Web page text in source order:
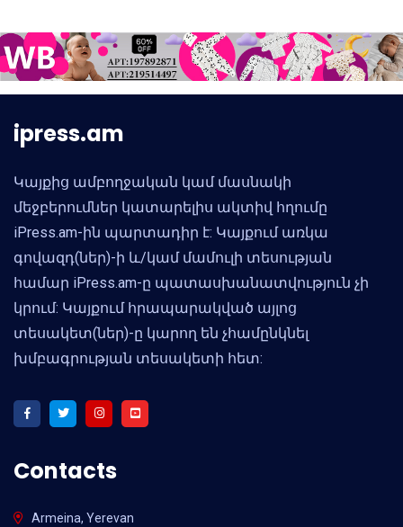
ipress.am
Կայքից ամբողջական կամ մասնակի
մեջբերումներ կատարելիս ակտիվ հղումը
iPress.am-ին պարտադիր է: Կայքում առկա
գովազդ(ներ)-ի և/կամ մամուլի տեսության
համար iPress.am-ը պատասխանատվություն չի
կրում: Կայքում հրապարակված այլոց
տեսակետ(ներ)-ը կարող են չհամընկնել
խմբագրության տեսակետի հետ:
Contacts
Armeina, Yerevan